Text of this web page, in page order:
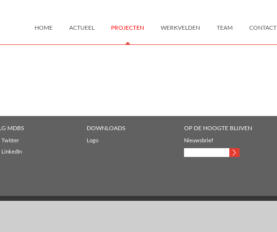
HOME ACTUEEL PROJECTEN WERKVELDEN TEAM CONTACT
MDBS
Twitter
LinkedIn
DOWNLOADS
Logo
OP DE HOOGTE BLIJVEN
Nieuwsbrief